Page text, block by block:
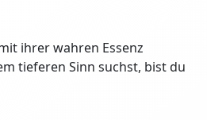
ihrer wahren Essenz
tieferen Sinn suchst, bist du